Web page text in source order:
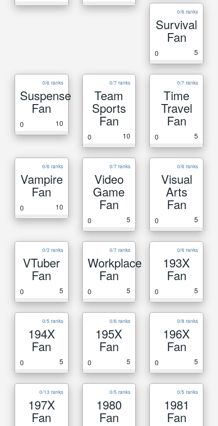
0/6 ranks
Survival
Fan
0 5
0/6 ranks
Suspense
Fan
0 10
0/7 ranks
Team
Sports
Fan
0 10
0/7 ranks
Time
Travel
Fan
0 5
0/6 ranks
Vampire
Fan
0 10
0/7 ranks
Video
Game
Fan
0 5
0/6 ranks
Visual
Arts
Fan
0 5
0/3 ranks
VTuber
Fan
0 5
0/7 ranks
Workplace
Fan
0 5
0/6 ranks
193X
Fan
0 5
0/5 ranks
194X
Fan
0 5
0/6 ranks
195X
Fan
0 5
0/8 ranks
196X
Fan
0 5
0/13 ranks
197X
Fan
0/5 ranks
1980
Fan
0/5 ranks
1981
Fan